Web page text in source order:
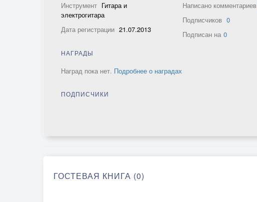
Инструмент Гитара и
электрогитара
Дата регистрации 21.07.2013
Написано комментариев
Подписчиков 0
Подписан на 0
НАГРАДЫ
Наград пока нет. Подробнее о наградах
ПОДПИСЧИКИ
ГОСТЕВАЯ КНИГА (0)